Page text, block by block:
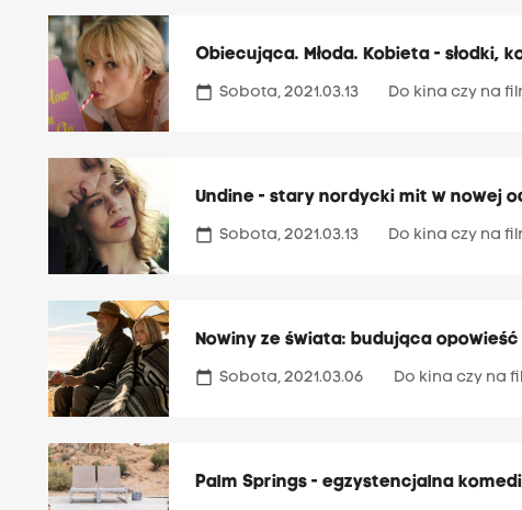
Obiecująca. Młoda. Kobieta - słodki,
calendar_today Sobota, 2021.03.13 Do kina czy na
Undine - stary nordycki mit w nowej
calendar_today Sobota, 2021.03.13 Do kina czy na
Nowiny ze świata: budująca
calendar_today Sobota, 2021.03.06 Do kina czy na
Palm Springs - egzystencjalna